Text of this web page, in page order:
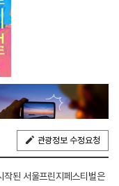
관광정보 수정요청
된 서울프린지페스티벌은